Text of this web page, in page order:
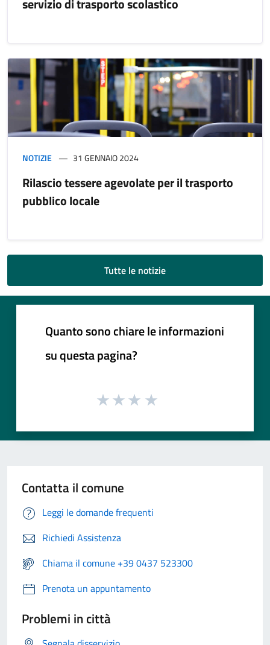
servizio di trasporto scolastico
NOTIZIE 31 GENNAIO 2024
Rilascio tessere agevolate per il trasporto
pubblico locale
Tutte le notizie
Quanto sono chiare le informazioni
su questa pagina?
Contatta il comune
Leggi le domande frequenti
Richiedi Assistenza
Chiama il comune +39 0437 523300
Prenota un appuntamento
Problemi in città